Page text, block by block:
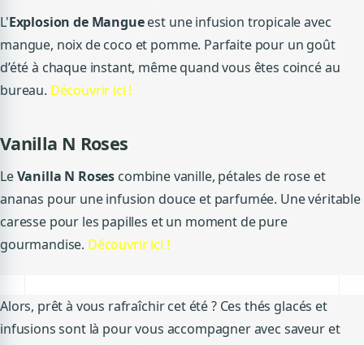
L'Explosion de Mangueest une infusion tropicale avec
mangue, noix de coco et pomme. Parfaite pour un goût
d’été à chaque instant, même quand vous êtes coincé au
bureau. Découvrir ici !
Vanilla N Roses
LeVanilla N Roses combine vanille, pétales de rose et
ananas pour une infusion douce et parfumée. Une véritable
caresse pour les papilles et un moment de pure
gourmandise. Découvrir ici !
Alors, prêt à vous rafraîchir cet été ? Ces thés glacés et
infusions sont là pour vous accompagner avec saveur et